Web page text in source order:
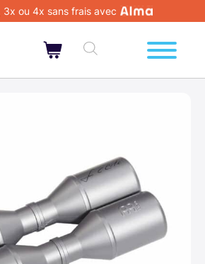
3x ou 4x sans frais avec